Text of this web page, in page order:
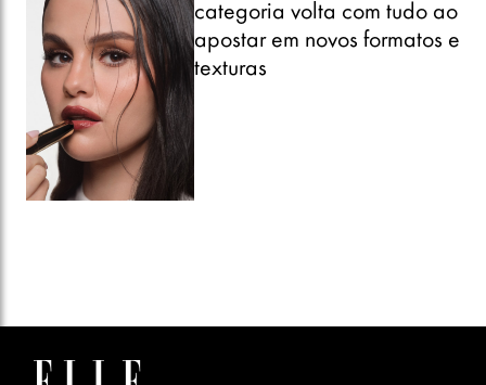
categoria volta com tudo ao
apostar em novos formatos e
texturas